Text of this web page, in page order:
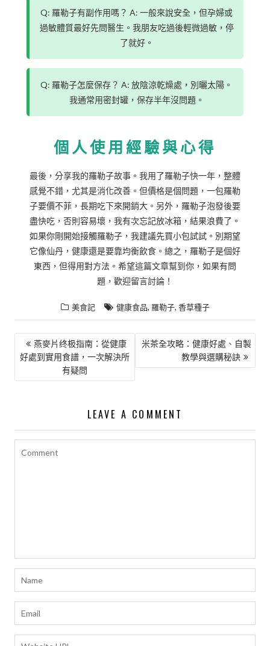
Q: 羅勒子有副作用嗎？ A: 一般來說安全，但孕婦或
過敏體質最好先問醫生。我朋友吃過後輕微過敏，停
了就好。
Q: 羅勒子怎麼保存？ A: 放陰涼乾燥處，別曬太陽。
我通常用密封罐，保存半年沒問題。
個人使用經驗與心得
最後，分享我的羅勒子故事。我用了羅勒子快一年，整體
感覺不錯，尤其是消化改善。但價格是個問題，一包羅勒
子要價不菲，長期吃下來開銷大。另外，羅勒子泡發後要
盡快吃，否則容易壞，我有次忘記放冰箱，結果浪費了。
如果你剛開始接觸羅勒子，我建議先買小包試試。別期望
它像仙丹，健康還是要靠均衡飲食。總之，羅勒子是個好
東西，但得用對方法。希望這篇文章幫到你，如果有問
題，歡迎留言討論！
美食記 健康食品, 羅勒子, 香草種子
文
章
導
燕麥片终极指南：從健康
好處到實用食譜，一次解決所
有疑問
米茶全攻略：健康好處、自製
教學與選購秘訣
LEAVE A COMMENT